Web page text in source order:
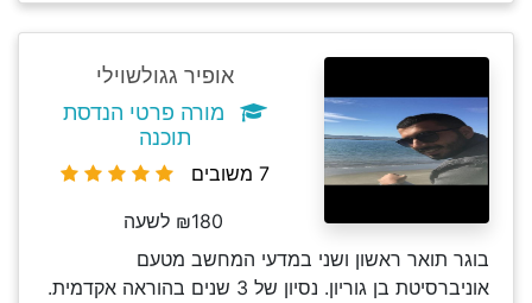
אופיר גגולשוילי
מורה פרטי הנדסת
תוכנה
7 משובים
₪180 לשעה
בוגר תואר ראשון ושני במדעי המחשב מטעם
אוניברסיטת בן גוריון. נסיון של 3 שנים בהוראה אקדמית.